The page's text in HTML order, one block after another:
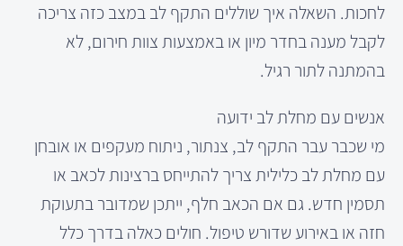
לחכות. השאלה איך שוללים התקף לב במצב כזה צריכה
לקבל מענה בחדר מיון או באמצעות צוות חירום, לא
בהמתנה לתור רגיל.
אנשים עם מחלת לב ידועה
מי שכבר עבר התקף לב, צנתור, ניתוח מעקפים או אובחן
עם מחלת לב כלילית צריך להתייחס ברצינות לכאב או
תסמין חדש. גם אם הכאב חלף, ייתכן שמדובר בתעוקת
חזה או באירוע שדורש טיפול. חולים כאלה בדרך כלל